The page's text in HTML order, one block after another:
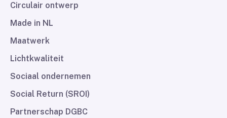
Circulair ontwerp
Made in NL
Maatwerk
Lichtkwaliteit
Sociaal ondernemen
Social Return (SROI)
Partnerschap DGBC